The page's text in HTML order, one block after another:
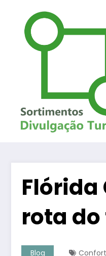
conteúdo
Flórida
rota do
Blog